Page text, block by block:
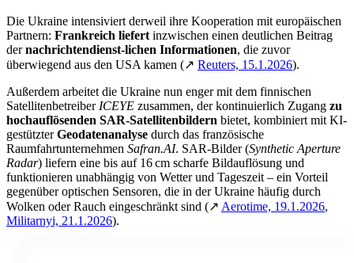
Die Ukraine intensiviert derweil ihre Kooperation mit europäischen
Partnern: Frankreich liefert inzwischen einen deutlichen Beitrag
dernachrichtendienst-lichen Informationen, die zuvor
überwiegend aus den USA kamen (↗ Reuters, 15.1.2026).
Außerdem arbeitet die Ukraine nun enger mit dem finnischen
Satellitenbetreiber ICEYE zusammen, der kontinuierlich Zugang zu
hochauflösenden SAR-Satellitenbildern bietet, kombiniert mit KI-
gestützterGeodatenanalyse durch das französische
Raumfahrtunternehmen Safran.AI. SAR-Bilder (Synthetic Aperture
Radar) liefern eine bis auf 16cm scharfe Bildauflösung und
funktionieren unabhängig von Wetter und Tageszeit – ein Vorteil
gegenüber optischen Sensoren, die in der Ukraine häufig durch
Wolken oder Rauch eingeschränkt sind (↗ Aerotime, 19.1.2026,
Militarnyi, 21.1.2026).